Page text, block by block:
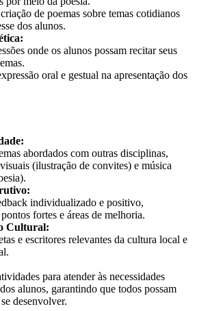
de poemas sobre temas cotidianos
dos alunos.
onde os alunos possam recitar seus
oral e gestual na apresentação dos
abordados com outras disciplinas,
(ilustração de convites) e música
individualizado e positivo,
fortes e áreas de melhoria.
Cultural:
e escritores relevantes da cultura local e
para atender às necessidades
alunos, garantindo que todos possam
desenvolver.